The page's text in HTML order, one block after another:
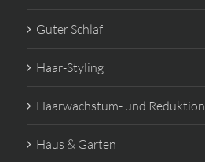
Guter Schlaf
Haar-Styling
Haarwachstum- und Reduktion
Haus & Garten